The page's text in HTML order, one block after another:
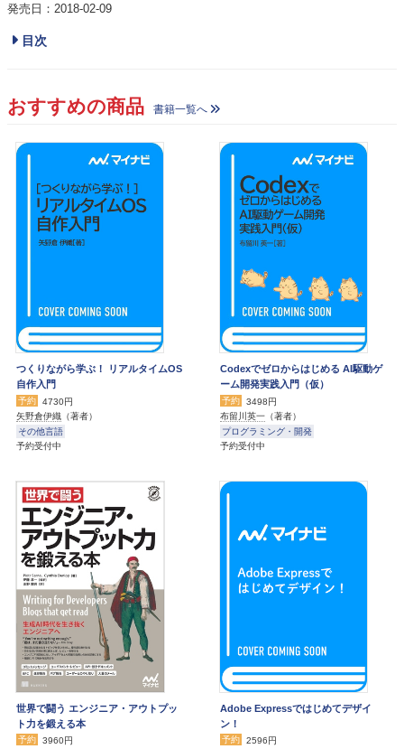
発売日：2018-02-09
目次
おすすめの商品 書籍一覧へ
つくりながら学ぶ！ リアルタイムOS
自作入門
予約
4730円
矢野倉伊織 （著者）
その他言語
予約受付中
Codexでゼロからはじめる AI駆動ゲ
ーム開発実践入門（仮）
予約
3498円
布留川英一 （著者）
プログラミング・開発
予約受付中
世界で闘う エンジニア・アウトプッ
ト力を鍛える本
予約
3960円
Adobe Expressではじめてデザイ
ン！
予約
2596円